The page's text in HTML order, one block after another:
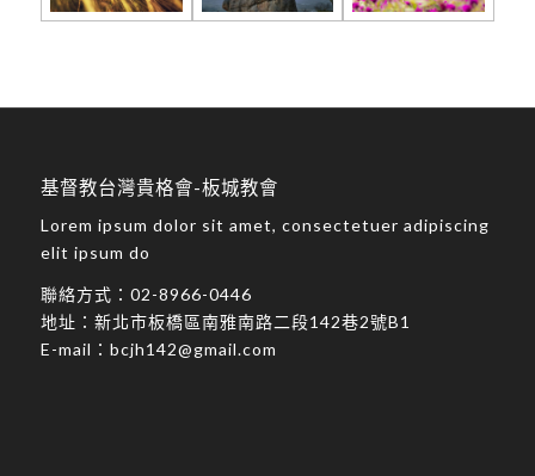
基督教台灣貴格會-板城教會
Lorem ipsum dolor sit amet, consectetuer adipiscing
elit ipsum do
聯絡方式： 02-8966-0446
地址： 新北市板橋區南雅南路二段142巷2號B1
E-mail： bcjh142@gmail.com